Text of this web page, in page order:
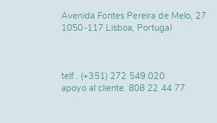
Avenida Fontes Pereira de Melo, 27
1050-117 Lisboa, Portugal
telf.. (+351) 272 549 020
apoyo al cliente. 808 22 44 77